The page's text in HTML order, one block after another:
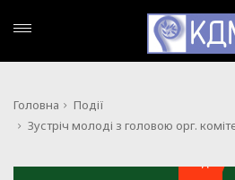
Головна
Події
Зустріч молоді з головою орг.